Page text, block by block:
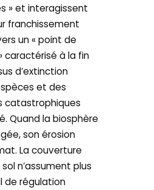
» et interagissent
franchissement
un « point de
caractérisé à la fin
d’extinction
et des
catastrophiques
Quand la biosphère
son érosion
La couverture
n’assument plus
de régulation